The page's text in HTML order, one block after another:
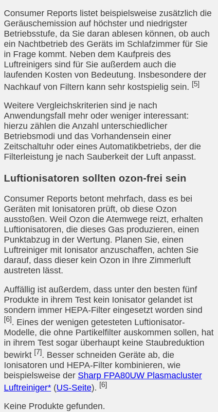
Consumer Reports listet beispielsweise zusätzlich die
Geräuschemission auf höchster und niedrigster
Betriebsstufe, da Sie daran ablesen können, ob auch
ein Nachtbetrieb des Geräts im Schlafzimmer für Sie
in Frage kommt. Neben dem Kaufpreis des
Luftreinigers sind für Sie außerdem auch die
laufenden Kosten von Bedeutung. Insbesondere der
Nachkauf von Filtern kann sehr kostspielig sein. [5]
Weitere Vergleichskriterien sind je nach
Anwendungsfall mehr oder weniger interessant:
hierzu zählen die Anzahl unterschiedlicher
Betriebsmodi und das Vorhandensein einer
Zeitschaltuhr oder eines Automatikbetriebs, der die
Filterleistung je nach Sauberkeit der Luft anpasst.
Luftionisatoren sollten ozon-frei sein
Consumer Reports betont mehrfach, dass es bei
Geräten mit Ionisatoren prüft, ob diese Ozon
ausstoßen. Weil Ozon die Atemwege reizt, erhalten
Luftionisatoren, die dieses Gas produzieren, einen
Punktabzug in der Wertung. Planen Sie, einen
Luftreiniger mit Ionisator anzuschaffen, achten Sie
darauf, dass dieser kein Ozon in Ihre Zimmerluft
austreten lässt.
Auffällig ist außerdem, dass unter den besten fünf
Produkte in ihrem Test kein Ionisator gelandet ist
sondern immer HEPA-Filter eingesetzt worden sind
[6]. Eines der wenigen getesteten Luftionisator-
Modelle, die ohne Partikelfilter auskommen sollen, hat
in ihrem Test sogar überhaupt keine Staubreduktion
bewirkt [7]. Besser schneiden Geräte ab, die
Ionisatoren und HEPA-Filter kombinieren, wie
beispielsweise der Sharp FPA80UW Plasmacluster
Luftreiniger* (US-Seite). [6]
Keine Produkte gefunden.